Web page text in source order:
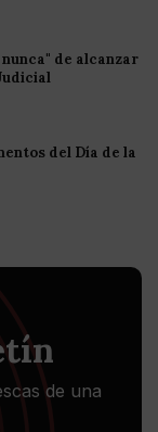
nunca" de alcanzar
del Día de la
de una